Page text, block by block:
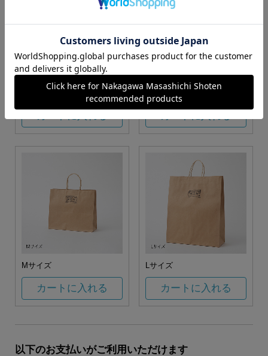
S・M・Lサイズより当店に
Sサイズ
Mサイズ
カートに入れる
Lサイズ
カートに入れる
以下のお支払いがご利用いただけます